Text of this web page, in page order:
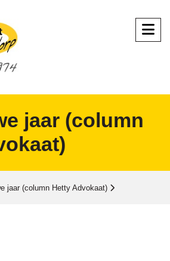
jaar (column
jaar (column Hetty Advokaat)